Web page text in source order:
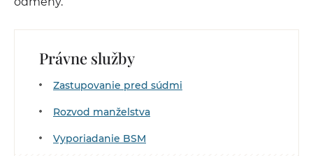
Právne služby
Zastupovanie pred súdmi
Rozvod manželstva
Vyporiadanie BSM